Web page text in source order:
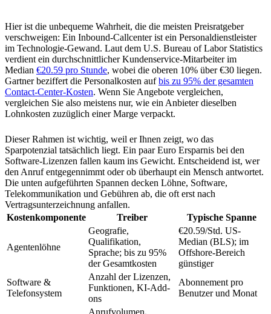
Hier ist die unbequeme Wahrheit, die die meisten Preisratgeber
verschweigen: Ein Inbound-Callcenter ist ein Personaldienstleister
im Technologie-Gewand. Laut dem U.S. Bureau of Labor Statistics
verdient ein durchschnittlicher Kundenservice-Mitarbeiter im
Median €20.59 pro Stunde, wobei die oberen 10% über €30 liegen.
Gartner beziffert die Personalkosten aufbis zu 95% der gesamten
Contact-Center-Kosten. Wenn Sie Angebote vergleichen,
vergleichen Sie also meistens nur, wie ein Anbieter dieselben
Lohnkosten zuzüglich einer Marge verpackt.
Dieser Rahmen ist wichtig, weil er Ihnen zeigt, wo das
Sparpotenzial tatsächlich liegt. Ein paar Euro Ersparnis bei den
Software-Lizenzen fallen kaum ins Gewicht. Entscheidend ist, wer
den Anruf entgegennimmt oder ob überhaupt ein Mensch antwortet.
Die unten aufgeführten Spannen decken Löhne, Software,
Telekommunikation und Gebühren ab, die oft erst nach
Vertragsunterzeichnung anfallen.
Kostenkomponente
Treiber Typische Spanne
Agentenlöhne
Geografie,
Qualifikation,
Sprache; bis zu 95%
der Gesamtkosten
€20.59/Std. US-
Median (BLS); im
Offshore-Bereich
günstiger
Software &
Telefonsystem
Anzahl der Lizenzen,
Funktionen, KI-Add-
ons
Abonnement pro
Benutzer und Monat
Anrufvolumen,